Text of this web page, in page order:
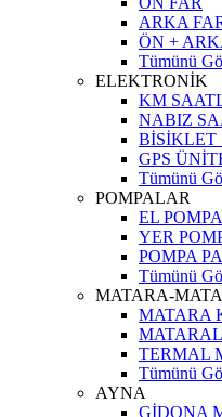
ARKA
ÖN +
Tümünü
ELEKTRONİK
KM
NABIZ
BİSİKLET
GPS
Tümünü
POMPALAR
EL
YER
POMPA
Tümünü
MATARA-
MATARA
TERMAL
Tümünü
AYNA
GİDONA